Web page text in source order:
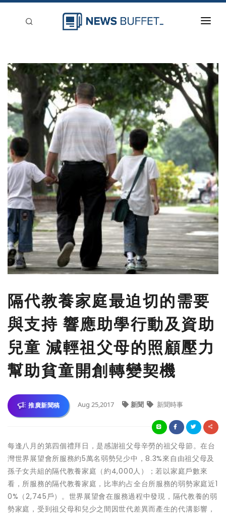
新聞稿分類
登入
刊登
隔代教養家庭最迫切的需要
與支持 響應助學行動及資助
兒童 減輕祖父母的照顧壓力
幫助貧童開創轉變契機
推廣新聞稿 Aug 25,2017 新聞 新聞時事
每逢八月的第四個禮拜日，是感謝祖父母辛勞的祖父母節。在台
灣世界展望會所服務約5萬名弱勢兒少中，8.3%來自由祖父母及
孫子女共組的隔代教養家庭（約4,000人）；若以家庭戶數來
看，所服務的隔代教養家庭，比率約占全台所服務的弱勢家庭近1
0%（2,745戶）。世界展望會在服務過程中發現，隔代教養的弱
勢家庭，受到祖父母和兒少之間因世代差異而產生的代溝影響，